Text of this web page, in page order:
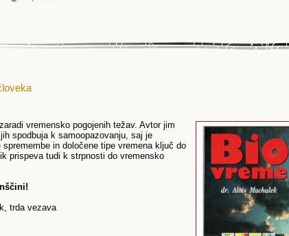
vremensko pogojenih težav. Avtor jim
spodbuja k samoopazovanju, saj je
in določene tipe vremena ključ do
prispeva tudi k strpnosti do vremensko
trda vezava